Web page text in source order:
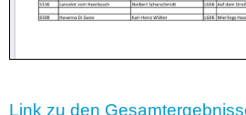
Link zu den